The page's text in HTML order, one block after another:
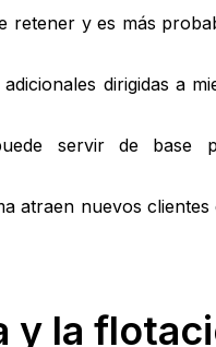
retener y es más
dirigidas a
servir de base
atraen nuevos
y la